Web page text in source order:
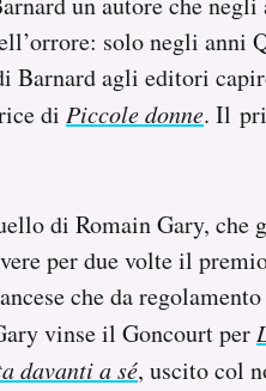
solo negli anni
Barnard agli editori
di Piccole donne. Il
di Romain Gary, che
per due volte il
che da
vinse il Goncourt per
davanti a sé, uscito col